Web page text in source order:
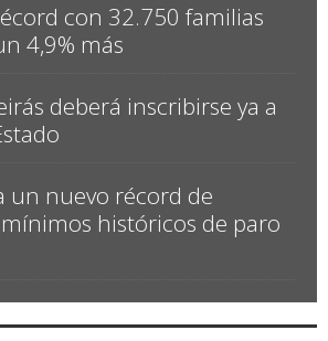
con 32.750 familias
4,9% más
deberá inscribirse ya a
un nuevo récord de
históricos de paro